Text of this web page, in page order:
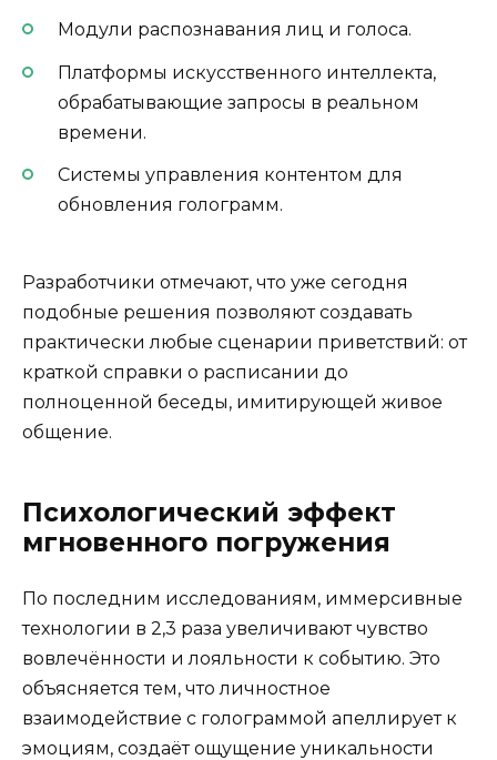
Модули распознавания лиц и голоса.
Платформы искусственного интеллекта,
обрабатывающие запросы в реальном
времени.
Системы управления контентом для
обновления голограмм.
Разработчики отмечают, что уже сегодня
подобные решения позволяют создавать
практически любые сценарии приветствий: от
краткой справки о расписании до
полноценной беседы, имитирующей живое
общение.
Психологический эффект
мгновенного погружения
По последним исследованиям, иммерсивные
технологии в 2,3 раза увеличивают чувство
вовлечённости и лояльности к событию. Это
объясняется тем, что личностное
взаимодействие с голограммой апеллирует к
эмоциям, создаёт ощущение уникальности